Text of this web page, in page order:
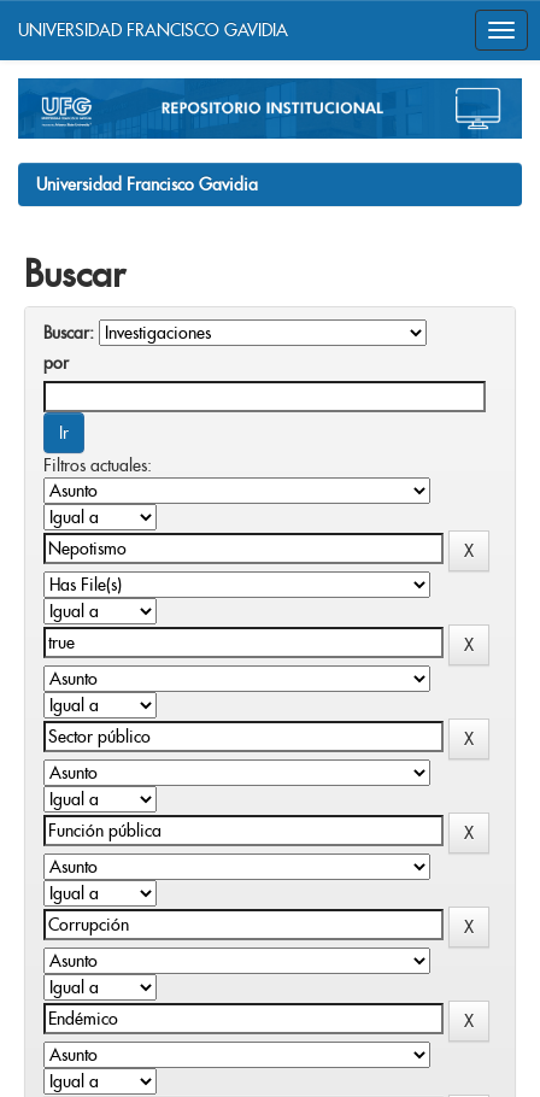
navigation
UNIVERSIDAD FRANCISCO GAVIDIA
Universidad Francisco Gavidia
Buscar
Buscar:
por
Filtros actuales: